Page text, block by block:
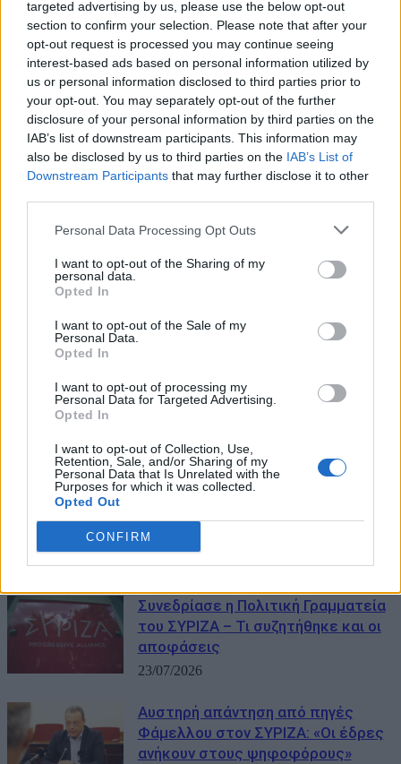
targeted advertising by us, please use the below opt-out
section to confirm your selection. Please note that after your
opt-out request is processed you may continue seeing
interest-based ads based on personal information utilized by
us or personal information disclosed to third parties prior to
your opt-out. You may separately opt-out of the further
disclosure of your personal information by third parties on the
IAB’s list of downstream participants. This information may
also be disclosed by us to third parties on the IAB’s List of
Downstream Participants that may further disclose it to other
Personal Data Processing Opt Outs
I want to opt-out of the Sharing of my
personal data.
Opted In
I want to opt-out of the Sale of my
Personal Data.
Opted In
I want to opt-out of processing my
Personal Data for Targeted Advertising.
Opted In
I want to opt-out of Collection, Use,
Retention, Sale, and/or Sharing of my
Personal Data that Is Unrelated with the
Purposes for which it was collected.
Opted Out
CONFIRM
ΜΠΟΡΕΙ ΝΑ ΣΑΣ ΕΝΔΙΑΦΕΡΕΙ
Νέα αποχώρηση από τον ΣΥΡΙΖΑ –
05/08/2026
«Αυγή» και «Στο Κόκκινο»: «Έχουν
εξοφληθεί όλα τα δεδουλευμένα»
31/07/2026
Συνεδρίασε η Πολιτική Γραμματεία
του ΣΥΡΙΖΑ – Τι συζητήθηκε και οι
αποφάσεις
23/07/2026
Αυστηρή απάντηση από πηγές
Φάμελλου στον ΣΥΡΙΖΑ: «Οι έδρες
ανήκουν στους ψηφοφόρους»